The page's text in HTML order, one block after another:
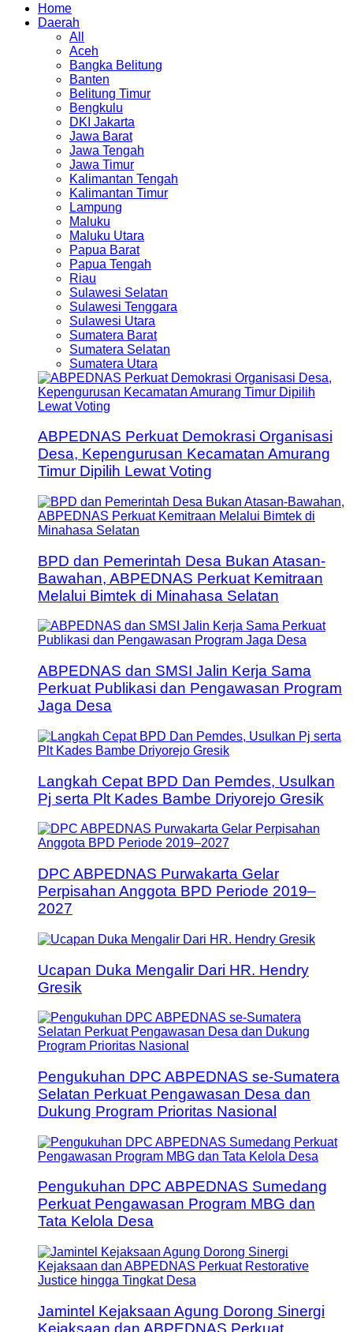
Home
Daerah
All
Aceh
Bangka Belitung
Banten
Belitung Timur
Bengkulu
DKI Jakarta
Jawa Barat
Jawa Tengah
Jawa Timur
Kalimantan Tengah
Kalimantan Timur
Lampung
Maluku
Maluku Utara
Papua Barat
Papua Tengah
Riau
Sulawesi Selatan
Sulawesi Tenggara
Sulawesi Utara
Sumatera Barat
Sumatera Selatan
Sumatera Utara
ABPEDNAS Perkuat Demokrasi Organisasi
Desa, Kepengurusan Kecamatan Amurang
Timur Dipilih Lewat Voting
BPD dan Pemerintah Desa Bukan Atasan-
Bawahan, ABPEDNAS Perkuat Kemitraan
Melalui Bimtek di Minahasa Selatan
ABPEDNAS dan SMSI Jalin Kerja Sama
Perkuat Publikasi dan Pengawasan Program
Jaga Desa
Langkah Cepat BPD Dan Pemdes, Usulkan
Pj serta Plt Kades Bambe Driyorejo Gresik
DPC ABPEDNAS Purwakarta Gelar
Perpisahan Anggota BPD Periode 2019–
2027
Ucapan Duka Mengalir Dari HR. Hendry
Gresik
Pengukuhan DPC ABPEDNAS se-Sumatera
Selatan Perkuat Pengawasan Desa dan
Dukung Program Prioritas Nasional
Pengukuhan DPC ABPEDNAS Sumedang
Perkuat Pengawasan Program MBG dan
Tata Kelola Desa
Jamintel Kejaksaan Agung Dorong Sinergi
Kejaksaan dan ABPEDNAS Perkuat